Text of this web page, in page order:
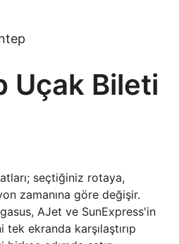
Uçak Bileti
seçtiğiniz rotaya,
zamanına göre değişir.
AJet ve SunExpress'in
ekranda karşılaştırıp